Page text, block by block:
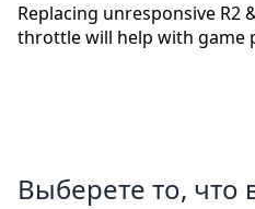
Replacing unresponsive R2
throttle will help with game
Выберете то, что